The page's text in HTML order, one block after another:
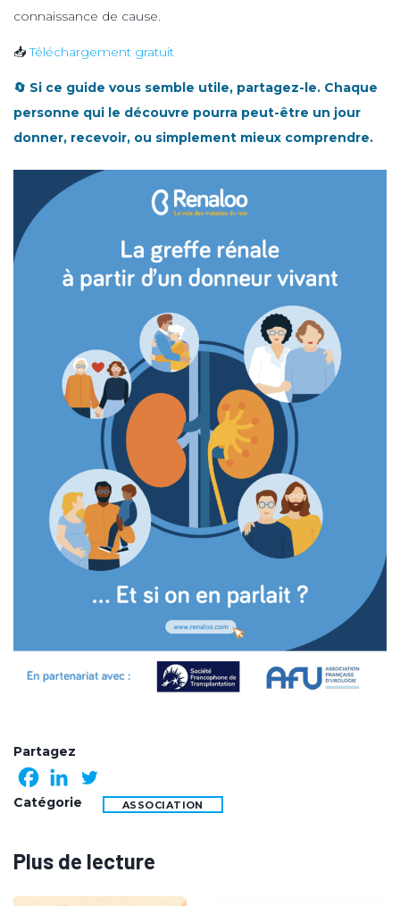
connaissance de cause.
📥Téléchargement gratuit
🔄 Si ce guide vous semble utile, partagez-le. Chaque
personne qui le découvre pourra peut-être un jour
donner, recevoir, ou simplement mieux comprendre.
Partagez
Catégorie ASSOCIATION
Plus de lecture